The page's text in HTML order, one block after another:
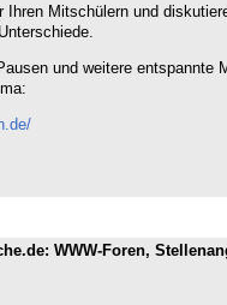
Ihren Mitschülern und
und weitere entspannte
WWW-Foren,